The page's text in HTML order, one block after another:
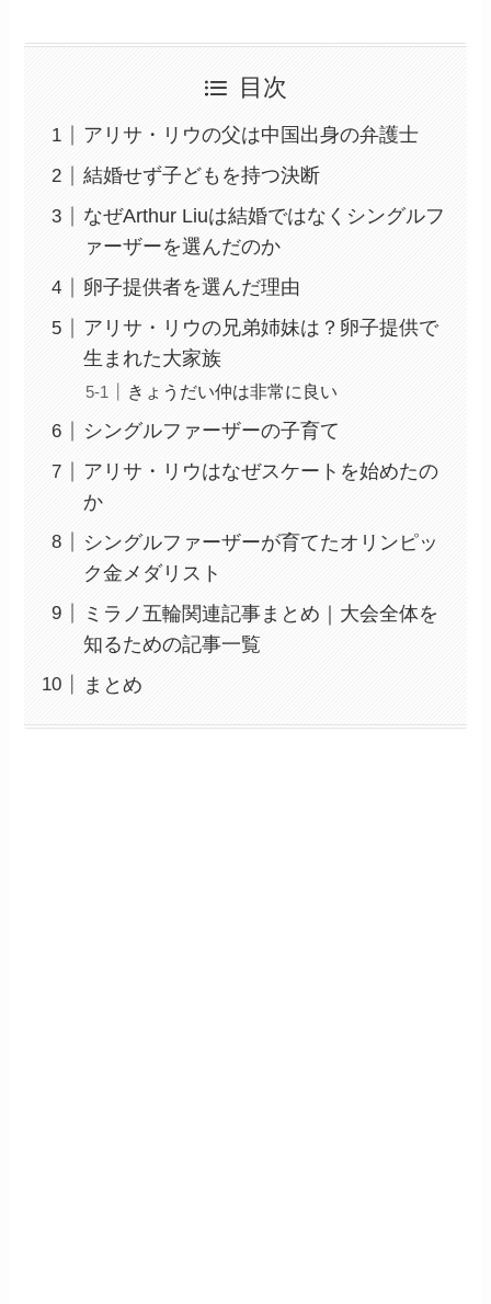
目次
アリサ・リウの父は中国出身の弁護士
結婚せず子どもを持つ決断
なぜArthur Liuは結婚ではなくシングルフ
ァーザーを選んだのか
卵子提供者を選んだ理由
アリサ・リウの兄弟姉妹は？卵子提供で
生まれた大家族
きょうだい仲は非常に良い
シングルファーザーの子育て
アリサ・リウはなぜスケートを始めたの
か
シングルファーザーが育てたオリンピッ
ク金メダリスト
ミラノ五輪関連記事まとめ｜大会全体を
知るための記事一覧
まとめ